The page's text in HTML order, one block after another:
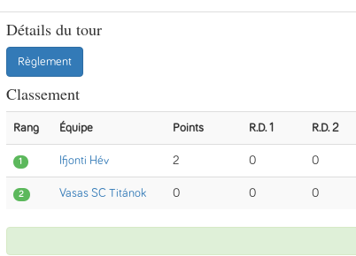
Détails du tour
Règlement
Classement
Rang Équipe Points R.D. 1 R.D. 2
1 Ifjonti Hév 2 0 0
2 Vasas SC Titánok 0 0 0